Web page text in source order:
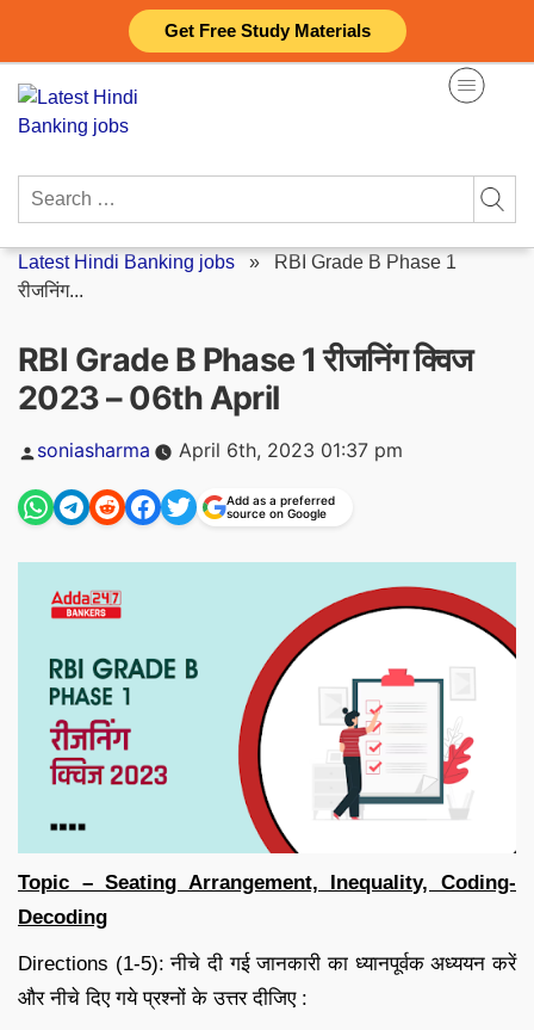
Get Free Study Materials
content
Search
Latest Hindi Banking jobs » RBI Grade B Phase 1
रीजनिंग...
RBI Grade B Phase 1 रीजनिंग क्विज
2023 – 06th April
Posted
soniasharma April 6th, 2023 01:37 pm
Add as a preferred
source on Google
Topic – Seating Arrangement, Inequality, Coding-
Decoding
Directions (1-5): नीचे दी गई जानकारी का ध्यानपूर्वक अध्ययन करें
और नीचे दिए गये प्रश्नों के उत्तर दीजिए :